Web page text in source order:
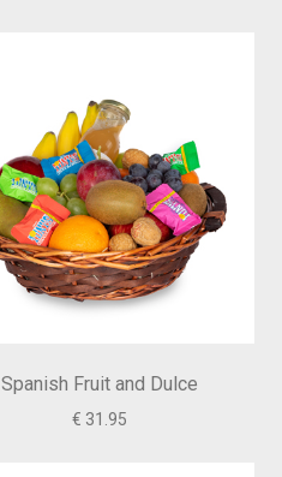
Spanish Fruit and Dulce
€ 31.95